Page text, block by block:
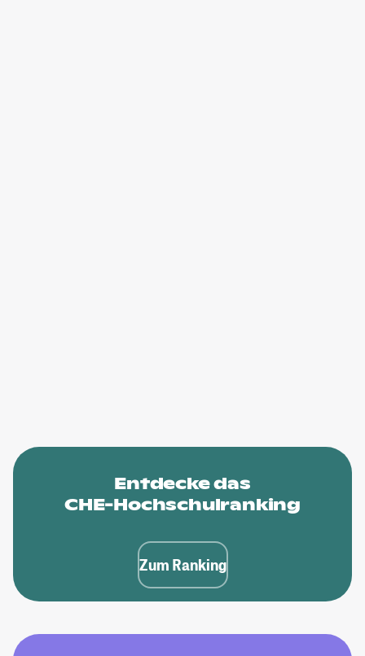
Entdecke das
CHE-Hochschulranking
Zum Ranking